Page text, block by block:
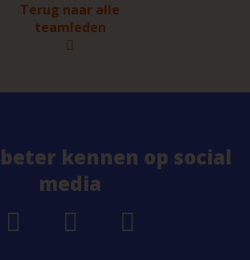
Terug naar alle
teamleden
kennen op social
media